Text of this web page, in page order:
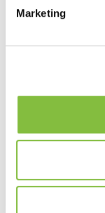
Marketing